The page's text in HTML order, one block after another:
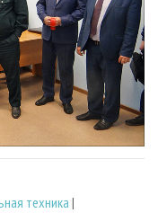
техника |